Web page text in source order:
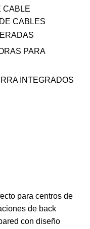
CABLE
CABLES
PARA
INTEGRADOS
para centros de
de back
con diseño